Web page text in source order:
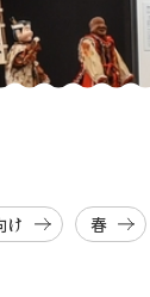
け 春